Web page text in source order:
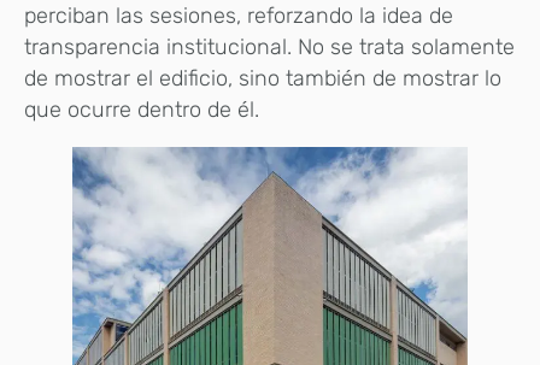
perciban las sesiones, reforzando la idea de
transparencia institucional. No se trata solamente
de mostrar el edificio, sino también de mostrar lo
que ocurre dentro de él.